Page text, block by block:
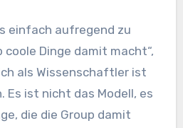
einfach aufregend zu
coole Dinge damit macht“,
als Wissenschaftler ist
Es ist nicht das Modell, es
die die Group damit